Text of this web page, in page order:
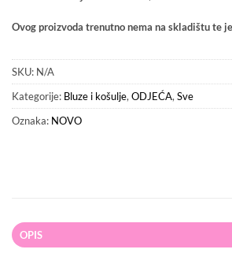
Ovog proizvoda trenutno nema na skladištu te
SKU: N/A
Kategorije: Bluze i košulje,ODJEĆA,Sve
Oznaka: NOVO
OPIS